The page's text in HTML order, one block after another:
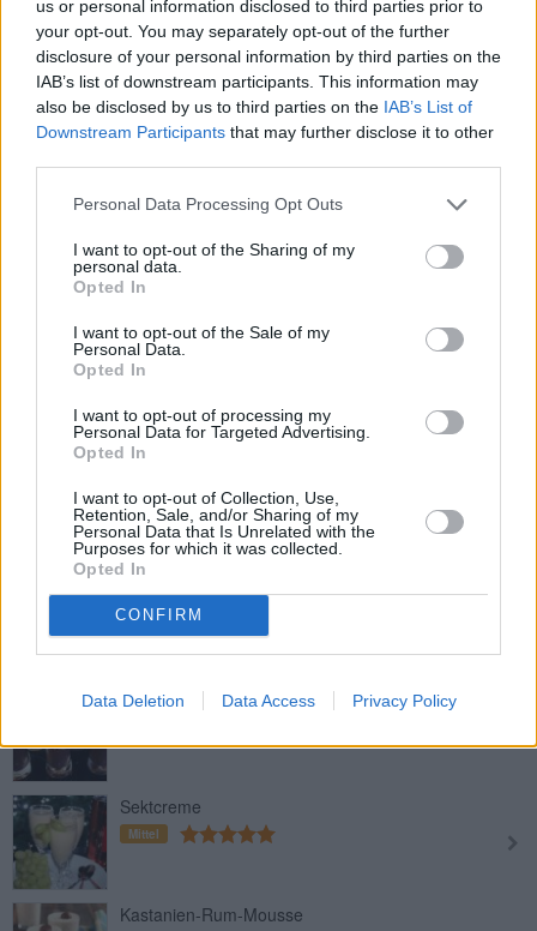
us or personal information disclosed to third parties prior to
your opt-out. You may separately opt-out of the further
disclosure of your personal information by third parties on the
IAB’s list of downstream participants. This information may
also be disclosed by us to third parties on the IAB’s List of
Downstream Participants that may further disclose it to other
Personal Data Processing Opt Outs
I want to opt-out of the Sharing of my
personal data.
Opted In
I want to opt-out of the Sale of my
Personal Data.
Opted In
I want to opt-out of processing my
Personal Data for Targeted Advertising.
Opted In
I want to opt-out of Collection, Use,
Retention, Sale, and/or Sharing of my
Personal Data that Is Unrelated with the
Purposes for which it was collected.
Opted In
CONFIRM
Data Deletion Data Access Privacy Policy
Ähnliche Rezepte
Streuselkugeln
Leicht
Kinder Country-Dessert
Leicht
Crema-Catalana
Leicht
Winter-Dessert
Leicht
Toffifee-Dessert
Sektcreme
Mittel
Kastanien-Rum-Mousse